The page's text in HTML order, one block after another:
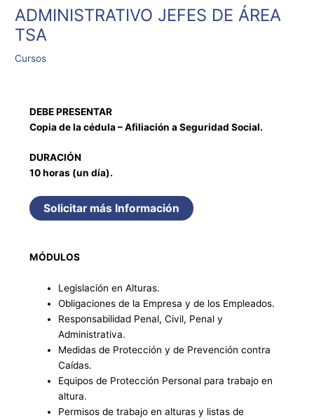
ADMINISTRATIVO JEFES DE ÁREA
TSA
Cursos
DEBE PRESENTAR
Copia de la cédula – Afiliación a Seguridad Social.
DURACIÓN
10 horas (un día).
Solicitar más Información
MÓDULOS
Legislación en Alturas.
Obligaciones de la Empresa y de los Empleados.
Responsabilidad Penal, Civil, Penal y
Administrativa.
Medidas de Protección y de Prevención contra
Caídas.
Equipos de Protección Personal para trabajo en
altura.
Permisos de trabajo en alturas y listas de